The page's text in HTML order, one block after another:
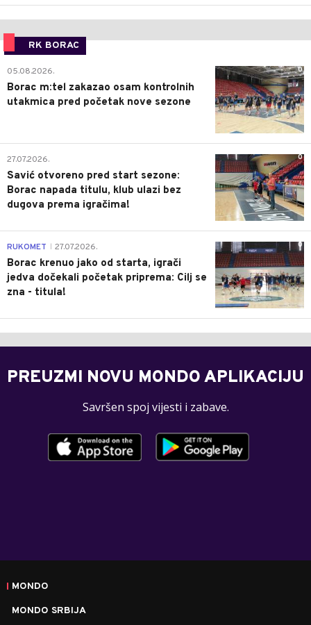
RK BORAC
0
05.08.2026.
Borac m:tel zakazao osam kontrolnih
utakmica pred početak nove sezone
0
27.07.2026.
Savić otvoreno pred start sezone:
Borac napada titulu, klub ulazi bez
dugova prema igračima!
0
RUKOMET 27.07.2026.
Borac krenuo jako od starta, igrači
jedva dočekali početak priprema: Cilj se
zna - titula!
PREUZMI NOVU MONDO APLIKACIJU
Savršen spoj vijesti i zabave.
MONDO
MONDO SRBIJA